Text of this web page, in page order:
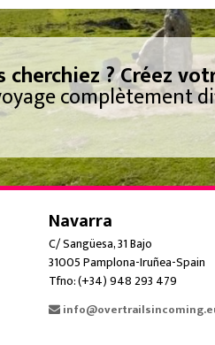
? Créez
complètement
Navarra
C/ Sangüesa, 31 Bajo
31005 Pamplona-Iruñea-Spain
Tfno: (+34) 948 293 479